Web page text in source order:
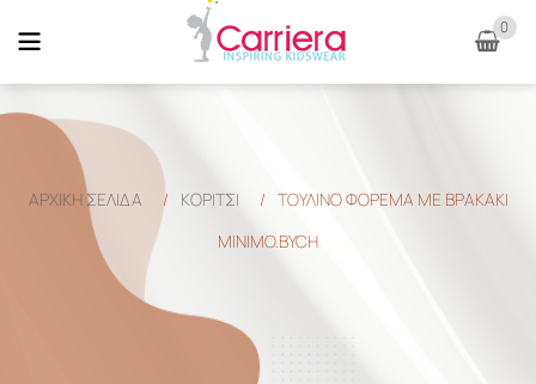
0
ΑΡΧΙΚΉ ΣΕΛΊΔΑ / ΚΟΡΙΤΣΙ / ΤΟΥΛΙΝΟ ΦΟΡΕΜΑ ΜΕ ΒΡΑΚΑΚΙ
MINIMO.BYCH